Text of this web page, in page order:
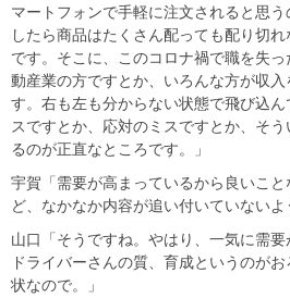
マートフォンで手軽に注文されると思
したら商品はたくさん配っても配り切
です。そこに、このコロナ禍で職を失
動産業の方ですとか、いろんな方が収
す。右も左も分からない状態で飛び込ん
スですとか、応対のミスですとか、そ
るのが正直なところです。」
宇賀「需要が高まっているから良いこ
ど、なかなか内容が追い付いていないよ
山口「そうですね。やはり、一気に需
ドライバーさんの質、育成というのが
状なので。」